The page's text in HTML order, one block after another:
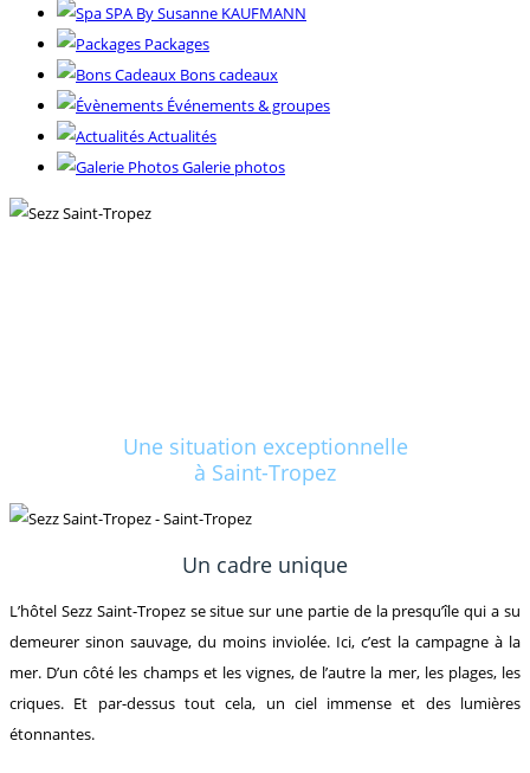
SPA By Susanne KAUFMANN
Packages
Bons cadeaux
Événements & groupes
Actualités
Galerie photos
Une situation exceptionnelle
à Saint-Tropez
Un cadre unique
L’hôtel Sezz Saint-Tropez se situe sur une partie de la presqu’île qui a su
demeurer sinon sauvage, du moins inviolée. Ici, c’est la campagne à la
mer. D’un côté les champs et les vignes, de l’autre la mer, les plages, les
criques. Et par-dessus tout cela, un ciel immense et des lumières
étonnantes.